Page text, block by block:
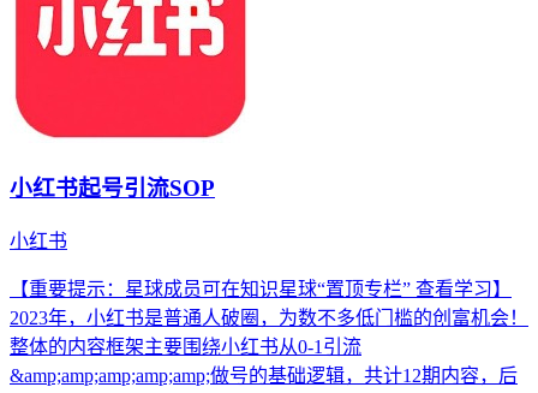
小红书起号引流SOP
小红书
【重要提示：星球成员可在知识星球“置顶专栏” 查看学习】
2023年，小红书是普通人破圈，为数不多低门槛的创富机会！
整体的内容框架主要围绕小红书从0-1引流
&amp;amp;amp;amp;amp;做号的基础逻辑，共计12期内容，后